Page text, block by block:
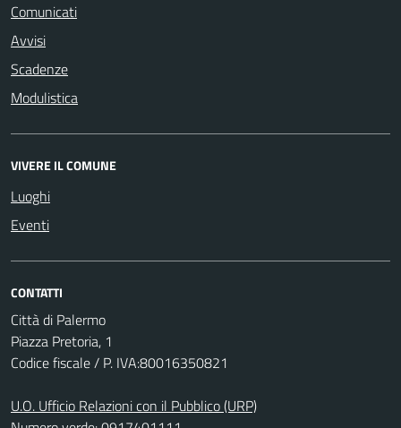
Comunicati
Avvisi
Scadenze
Modulistica
VIVERE IL COMUNE
Luoghi
Eventi
CONTATTI
Città di Palermo
Piazza Pretoria, 1
Codice fiscale / P. IVA:80016350821
U.O. Ufficio Relazioni con il Pubblico (URP)